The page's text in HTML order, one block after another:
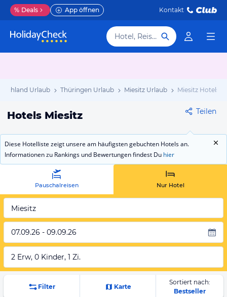
% Deals App öffnen Kontakt
Hotel, Reiseziel
Urlaub Thüringen Urlaub Miesitz Urlaub Miesitz Hotels
Hotels Miesitz Teilen
Diese Hotelliste zeigt unsere am häufigsten gebuchten Hotels an.
Informationen zu Rankings und Bewertungen findest Du hier
Pauschalreisen Nur Hotel
Miesitz
07.09.26 - 09.09.26
2 Erw, 0 Kinder, 1 Zi.
Filter Karte
Sortiert nach:
Bestseller